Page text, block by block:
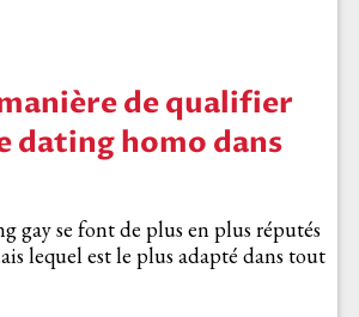
de qualifier
dating homo dans
gay se font de plus en plus réputés
lequel est le plus adapté dans tout